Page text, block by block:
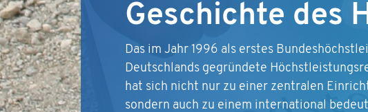
Geschichte des
Das im Jahr 1996 als erstes
Deutschlands gegründete
hat sich nicht nur zu einer zentralen
sondern auch zu einem international